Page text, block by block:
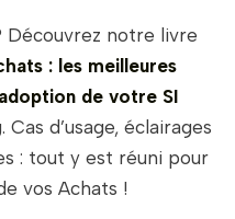
Découvrez notre livre
: les meilleures
de votre SI
d’usage, éclairages
: tout y est réuni pour
vos Achats !